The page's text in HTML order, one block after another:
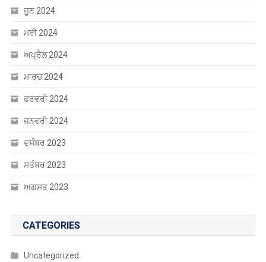
ਜੂਨ 2024
ਮਈ 2024
ਅਪ੍ਰੈਲ 2024
ਮਾਰਚ 2024
ਫਰਵਰੀ 2024
ਜਨਵਰੀ 2024
ਦਸੰਬਰ 2023
ਸਤੰਬਰ 2023
ਅਗਸਤ 2023
CATEGORIES
Uncategorized